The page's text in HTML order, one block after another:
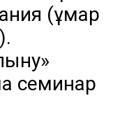
(құмар
семинар